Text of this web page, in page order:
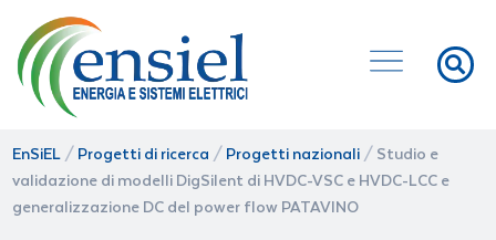
EnSiEL / Progetti di ricerca / Progetti nazionali / Studio e
validazione di modelli DigSilent di HVDC-VSC e HVDC-LCC e
generalizzazione DC del power flow PATAVINO